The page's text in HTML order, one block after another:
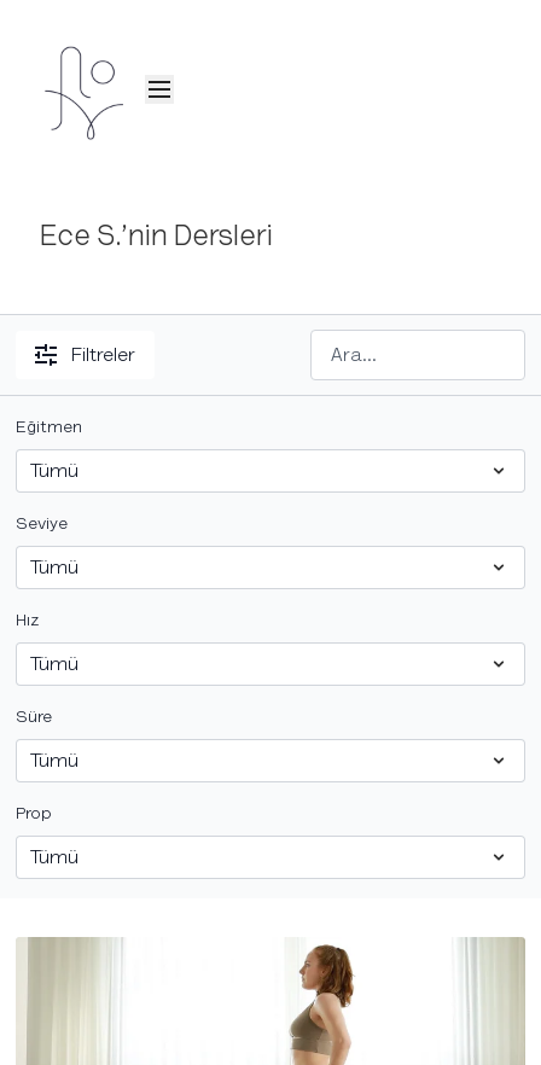
Ece S.’nin Dersleri
Filtreler
Eğitmen
Seviye
Hız
Süre
Prop